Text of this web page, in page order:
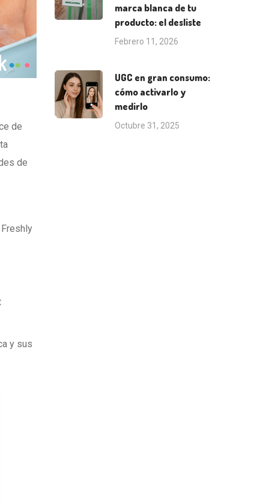
de
de
y sus
marca blanca de tu
producto: el desliste
Febrero 11, 2026
UGC en gran consumo:
cómo activarlo y
medirlo
Octubre 31, 2025